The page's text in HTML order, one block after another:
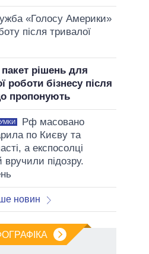
«Голосу Америки»
після тривалої
пакет рішень для
роботи бізнесу після
пропонують
Рф масовано
по Києву та
а експосолці
підозру.
новин